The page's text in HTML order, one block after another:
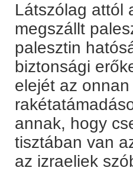
Látszólag attól
megszállt
palesztin
biztonsági
elejét az
annak, hogy
tisztában van
az izraeliek